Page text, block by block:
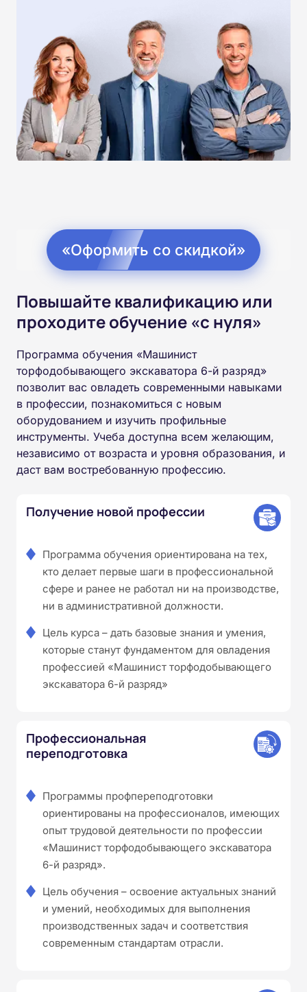
«Оформить со скидкой»
Повышайте квалификацию или
проходите обучение «с нуля»
Программа обучения «Машинист
торфодобывающего экскаватора 6-й разряд»
позволит вас овладеть современными навыками
в профессии, познакомиться с новым
оборудованием и изучить профильные
инструменты. Учеба доступна всем желающим,
независимо от возраста и уровня образования, и
даст вам востребованную профессию.
Получение новой профессии
Программа обучения ориентирована на тех,
кто делает первые шаги в профессиональной
сфере и ранее не работал ни на производстве,
ни в административной должности.
Цель курса – дать базовые знания и умения,
которые станут фундаментом для овладения
профессией «Машинист торфодобывающего
экскаватора 6-й разряд»
Профессиональная
переподготовка
Программы профпереподготовки
ориентированы на профессионалов, имеющих
опыт трудовой деятельности по профессии
«Машинист торфодобывающего экскаватора
6-й разряд».
Цель обучения – освоение актуальных знаний
и умений, необходимых для выполнения
производственных задач и соответствия
современным стандартам отрасли.